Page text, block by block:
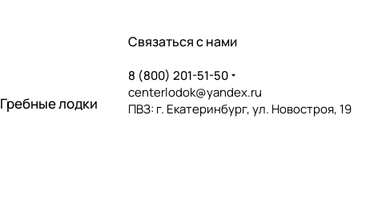
Гребные лодки
Связаться с нами
8 (800) 201-51-50
centerlodok@yandex.ru
ПВЗ: г. Екатеринбург, ул. Новостроя, 19